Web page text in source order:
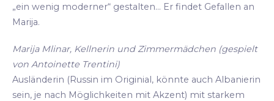
„ein wenig moderner“ gestalten... Er findet Gefallen an
Marija.
Marija Mlinar, Kellnerin und Zimmermädchen (gespielt
von Antoinette Trentini)
Ausländerin (Russin im Originial, könnte auch Albanierin
sein, je nach Möglichkeiten mit Akzent) mit starkem